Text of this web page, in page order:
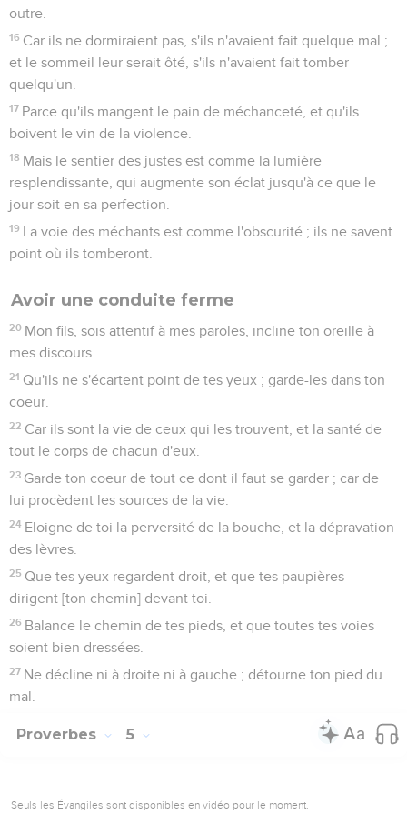
outre.
16 Car ils ne dormiraient pas, s'ils n'avaient fait quelque mal ;
et le sommeil leur serait ôté, s'ils n'avaient fait tomber
quelqu'un.
17 Parce qu'ils mangent le pain de méchanceté, et qu'ils
boivent le vin de la violence.
18 Mais le sentier des justes est comme la lumière
resplendissante, qui augmente son éclat jusqu'à ce que le
jour soit en sa perfection.
19 La voie des méchants est comme l'obscurité ; ils ne savent
point où ils tomberont.
Avoir une conduite ferme
20 Mon fils, sois attentif à mes paroles, incline ton oreille à
mes discours.
21 Qu'ils ne s'écartent point de tes yeux ; garde-les dans ton
coeur.
22 Car ils sont la vie de ceux qui les trouvent, et la santé de
tout le corps de chacun d'eux.
23 Garde ton coeur de tout ce dont il faut se garder ; car de
lui procèdent les sources de la vie.
24 Eloigne de toi la perversité de la bouche, et la dépravation
des lèvres.
25 Que tes yeux regardent droit, et que tes paupières
dirigent [ton chemin] devant toi.
26 Balance le chemin de tes pieds, et que toutes tes voies
soient bien dressées.
27 Ne décline ni à droite ni à gauche ; détourne ton pied du
mal.
Proverbes 5
Seuls les Évangiles sont disponibles en vidéo pour le moment.